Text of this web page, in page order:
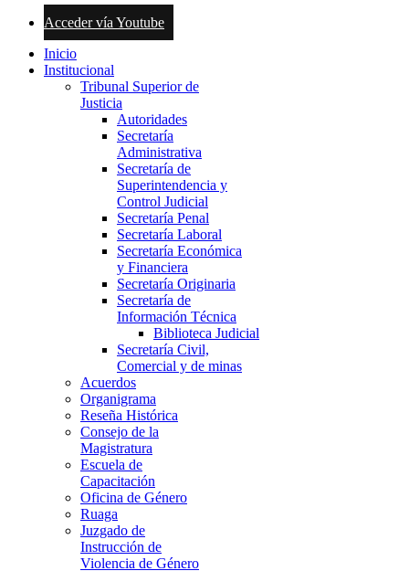
Acceder vía Youtube
Inicio
Institucional
Tribunal Superior de
Justicia
Autoridades
Secretaría
Administrativa
Secretaría de
Superintendencia y
Control Judicial
Secretaría Penal
Secretaría Laboral
Secretaría Económica
y Financiera
Secretaría Originaria
Secretaría de
Información Técnica
Biblioteca Judicial
Secretaría Civil,
Comercial y de minas
Acuerdos
Organigrama
Reseña Histórica
Consejo de la
Magistratura
Escuela de
Capacitación
Oficina de Género
Ruaga
Juzgado de
Instrucción de
Violencia de Género